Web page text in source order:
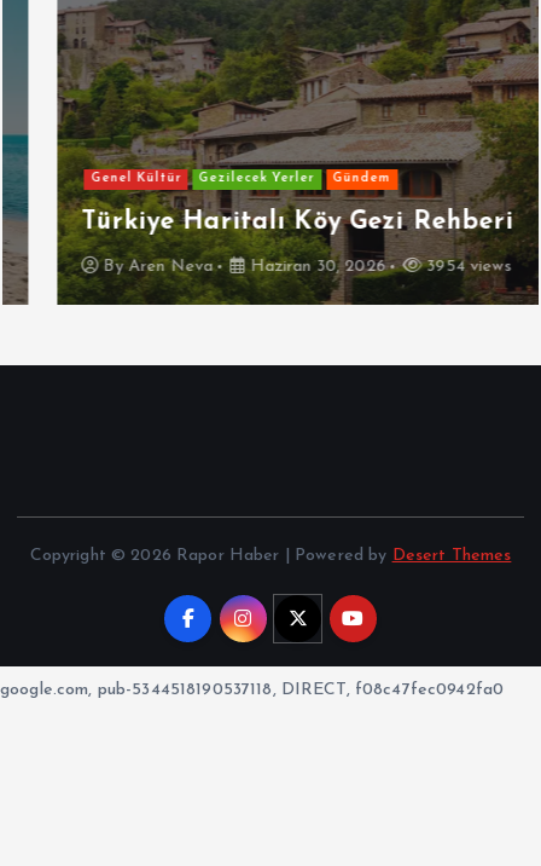
Genel Kültür Gezilecek Yerler Gündem
Türkiye Haritalı Köy Gezi Rehberi
ByAren Neva Haziran 30, 2026 3954 views
Copyright © 2026 Rapor Haber | Powered by Desert Themes
google.com, pub-5344518190537118, DIRECT, f08c47fec0942fa0